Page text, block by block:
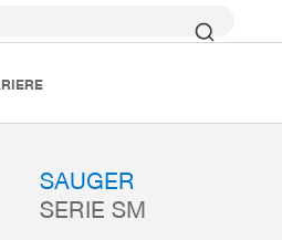
SAUGER
SERIE SM